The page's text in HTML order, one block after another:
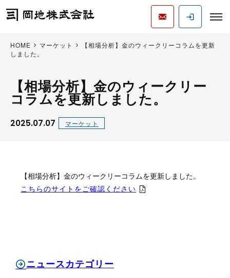
HOME マーケット
【相場分析】金のウィークリーコラムを更新
しました。
【相場分析】金のウィークリー
コラムを更新しました。
2025.07.07 マーケット
【相場分析】金のウィークリーコラムを更新しました。
こちらのサイトをご確認ください
ニュースカテゴリー